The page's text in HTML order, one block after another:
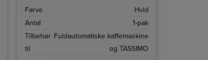
Farve
Hvid
Antal
1-pak
Tilbehør
til
Fuldautomatiske kaffemaskine
og TASSIMO